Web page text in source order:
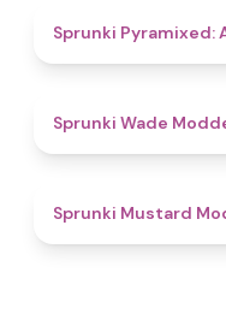
Sprunki Pyramixed:
Sprunki Wade
Sprunki Mustard